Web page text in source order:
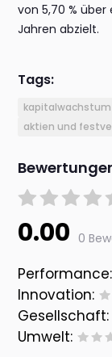
von 5,70 %
Jahren abzielt.
Tags:
kapitalwachstum
aktien und
0.00 0
Performance:
Innovation:
Gesellschaft:
Umwelt: